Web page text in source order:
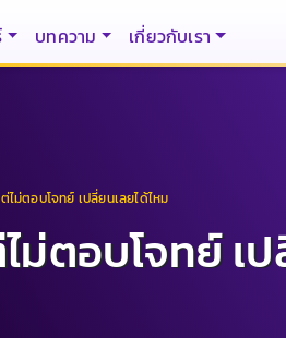
บทความ เกี่ยวกับเรา
ม่ตอบโจทย์ เปลี่ยนเลยได้ไหม
ตอบโจทย์ เ